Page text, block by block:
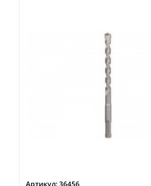
Артикул:36456